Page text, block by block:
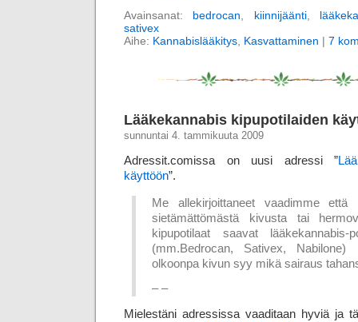
Avainsanat: bedrocan, kiinnijäänti,
sativex
Aihe: Kannabislääkitys, Kasvattaminen | 7
Lääkekannabis kipupotilaiden
sunnuntai 4. tammikuuta 2009
Adressit.comissa on uusi adressi ”
käyttöön”.
Me allekirjoittaneet vaadimme että
sietämättömästä kivusta tai
kipupotilaat saavat lääkekannabis-
(mm.Bedrocan, Sativex,
olkoonpa kivun syy mikä sairaus
– –
Mielestäni adressissa vaaditaan hyviä ja